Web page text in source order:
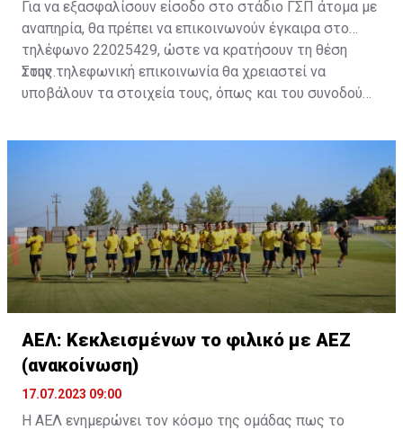
Για να εξασφαλίσουν είσοδο στο στάδιο ΓΣΠ άτομα με
αναπηρία, θα πρέπει να επικοινωνούν έγκαιρα στο
τηλέφωνο 22025429, ώστε να κρατήσουν τη θέση
τους.
Στην τηλεφωνική επικοινωνία θα χρειαστεί να
υποβάλουν τα στοιχεία τους, όπως και του συνοδού
ΑΕΛ: Κεκλεισμένων το φιλικό με ΑΕΖ
(ανακοίνωση)
17.07.2023 09:00
Η ΑΕΛ ενημερώνει τον κόσμο της ομάδας πως το